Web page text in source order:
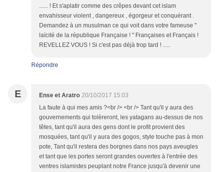
...... ! Et s'aplatir comme des crêpes devant cet islam
envahisseur violent , dangereux , égorgeur et conquérant .
Demandez à un musulman ce qui voit dans votre fameuse "
laïcité de la république Française ! " Françaises et Français !
REVELLEZ VOUS ! Si c'est pas déjà trop tard ! .....
Répondre
E Ense et Aratro 20/10/2017 15:03
La faute à qui mes amis ?<br /> <br /> Tant qu'il y aura des
gouvernements qui tolèreront, les yatagans au-dessus de nos
têtes, tant qu'il aura des gens dont le profit provient des
mosquées, tant qu'il y aura des gogos, style touche pas à mon
pote, Tant qu'il restera des borgnes dans nos pays aveugles
et tant que les portes seront grandes ouvertes à l'entrée des
ventres islamistes peuplant notre France jusqu'à devenir une